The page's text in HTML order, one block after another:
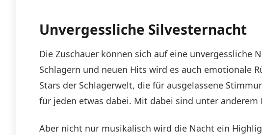
Unvergessliche Silvesternacht
Die Zuschauer können sich auf eine
Schlagern und neuen Hits wird es auch emotionale
Stars der Schlagerwelt, die für ausgelassene
für jeden etwas dabei. Mit dabei sind unter anderem
Aber nicht nur musikalisch wird die Nacht ein